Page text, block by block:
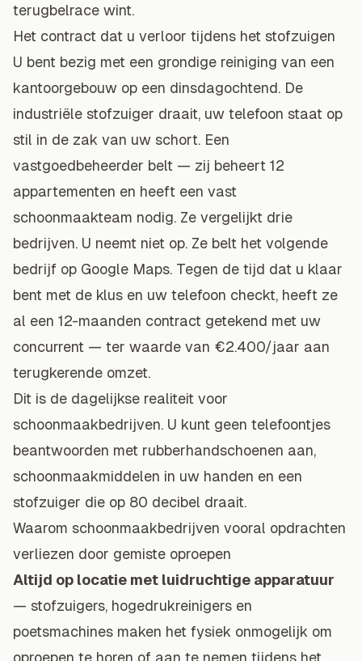
terugbelrace wint.
Het contract dat u verloor tijdens het stofzuigen
U bent bezig met een grondige reiniging van een
kantoorgebouw op een dinsdagochtend. De
industriële stofzuiger draait, uw telefoon staat op
stil in de zak van uw schort. Een
vastgoedbeheerder belt — zij beheert 12
appartementen en heeft een vast
schoonmaakteam nodig. Ze vergelijkt drie
bedrijven. U neemt niet op. Ze belt het volgende
bedrijf op Google Maps. Tegen de tijd dat u klaar
bent met de klus en uw telefoon checkt, heeft ze
al een 12-maanden contract getekend met uw
concurrent — ter waarde van €2.400/jaar aan
terugkerende omzet.
Dit is de dagelijkse realiteit voor
schoonmaakbedrijven. U kunt geen telefoontjes
beantwoorden met rubberhandschoenen aan,
schoonmaakmiddelen in uw handen en een
stofzuiger die op 80 decibel draait.
Waarom schoonmaakbedrijven vooral opdrachten
verliezen door gemiste oproepen
Altijd op locatie met luidruchtige apparatuur
— stofzuigers, hogedrukreinigers en
poetsmachines maken het fysiek onmogelijk om
oproepen te horen of aan te nemen tijdens het